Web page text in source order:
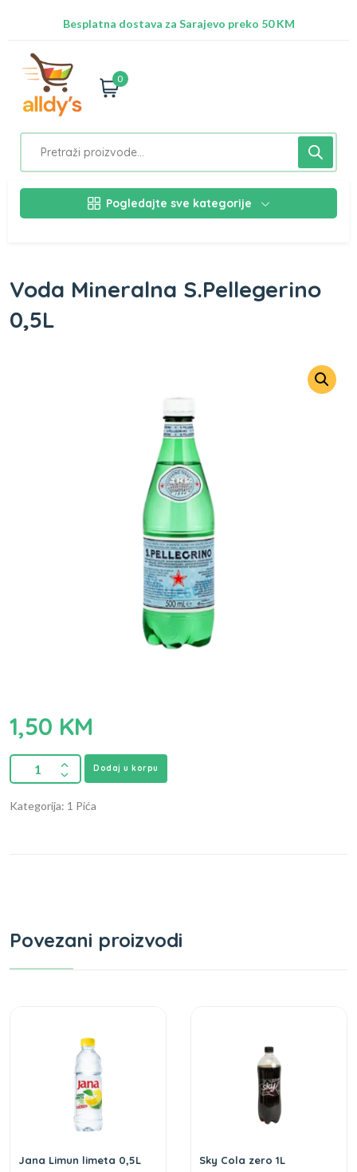
Besplatna dostava za Sarajevo preko 50 KM
0
Pogledajte sve kategorije
Voda Mineralna S.Pellegerino
0,5L
1,50 KM
Dodaj u korpu
Kategorija: 1 Pića
Povezani proizvodi
Jana Limun limeta 0,5L Sky Cola zero 1L